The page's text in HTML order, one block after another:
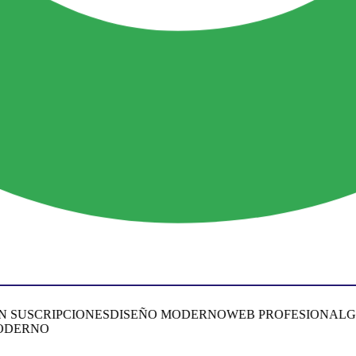
DISEÑO MODERNOWEB PROFESIONAL